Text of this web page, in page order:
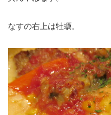
なすの右上は牡蠣。